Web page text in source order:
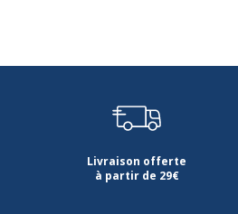
Livraison offerte
à partir de 29€